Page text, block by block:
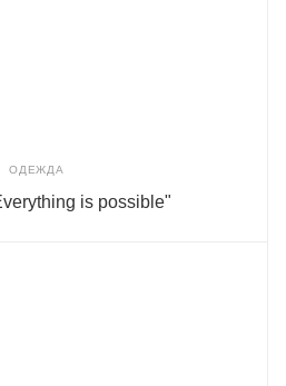
ОДЕЖДА
is possible"